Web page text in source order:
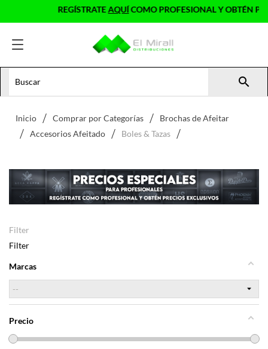
AQUÍCOMO PROFESIONAL Y OBTÉN PRECIOS

Inicio Comprar por Categorías
Brochas de Afeitar
Accesorios Afeitado
Boles & Tazas
Filter
Filter
Marcas
Precio